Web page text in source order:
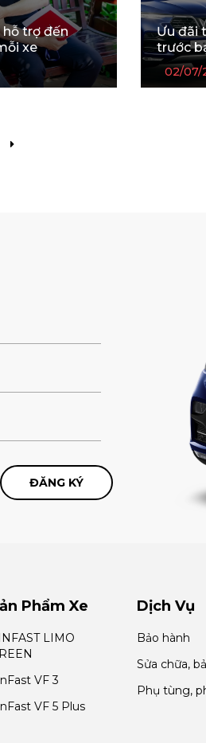
trợ đến
xe
Ưu đãi
trước
đồng:
02/07/
Phẩm Xe
LIMO
VF 3
VF 5 Plus
Dịch Vụ
Bảo hành
Sửa chữa,
Phụ tùng,